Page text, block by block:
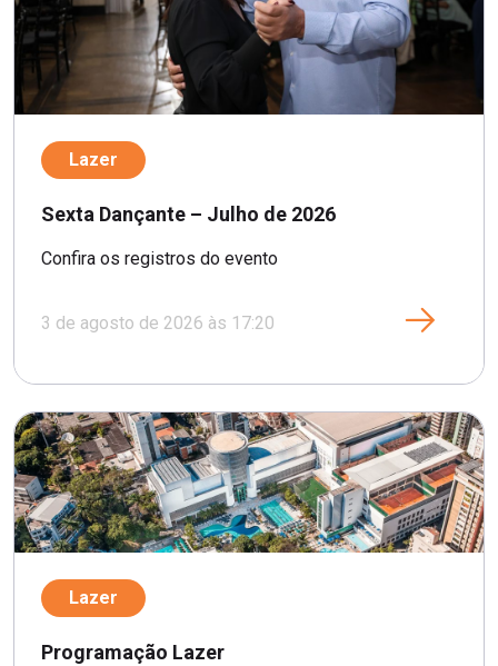
Lazer
Sexta Dançante – Julho de 2026
Confira os registros do evento
3 de agosto de 2026 às 17:20
Lazer
Programação Lazer